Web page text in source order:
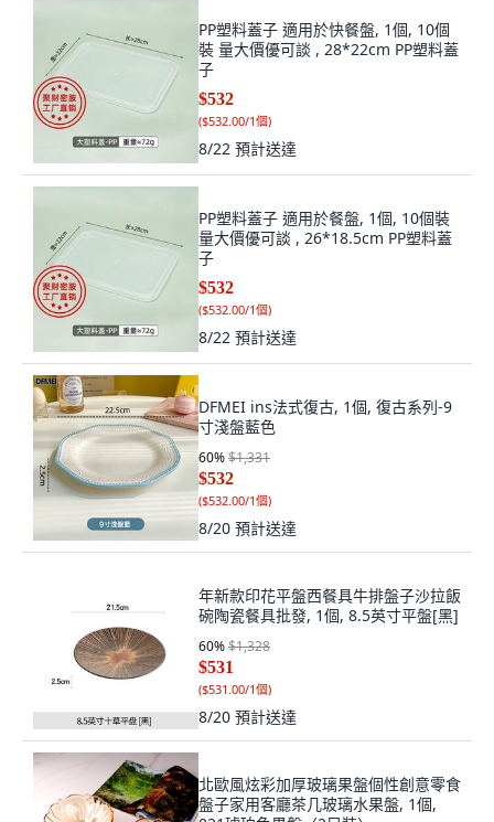
PP塑料蓋子 適用於快餐盤, 1個, 10個
裝 量大價優可談 , 28*22cm PP塑料蓋
子
$532
($532.00/1個)
8/22 預計送達
PP塑料蓋子 適用於餐盤, 1個, 10個裝
量大價優可談 , 26*18.5cm PP塑料蓋
子
$532
($532.00/1個)
8/22 預計送達
DFMEI ins法式復古, 1個, 復古系列-9
寸淺盤藍色
60%$1,331
$532
($532.00/1個)
8/20 預計送達
年新款印花平盤西餐具牛排盤子沙拉飯
碗陶瓷餐具批發, 1個, 8.5英寸平盤[黑]
60%$1,328
$531
($531.00/1個)
8/20 預計送達
北歐風炫彩加厚玻璃果盤個性創意零食
盤子家用客廳茶几玻璃水果盤, 1個,